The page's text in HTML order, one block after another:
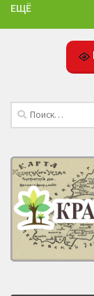
ЕЩЁ
Найти: